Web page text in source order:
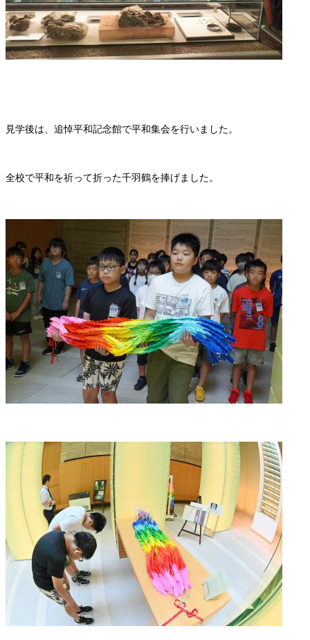
見学後は、追悼平和記念館で平和集会を行いました。
全校で平和を祈って折った千羽鶴を捧げました。